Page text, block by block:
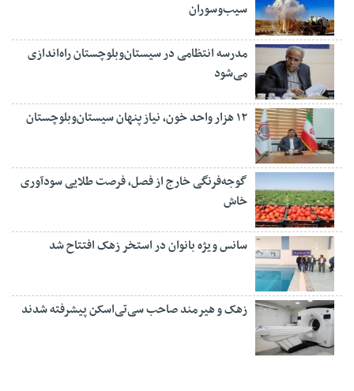
سیب‌وسوران
مدرسه انتظامی در سیستان‌وبلوچستان راه‌اندازی
می‌شود
۱۲ هزار واحد خون، نیاز پنهان سیستان‌وبلوچستان
گوجه‌فرنگی خارج از فصل، فرصت طلایی سودآوری
خاش
سانس ویژه بانوان در استخر زهک افتتاح شد
زهک و هیرمند صاحب سی‌تی‌اسکن پیشرفته شدند